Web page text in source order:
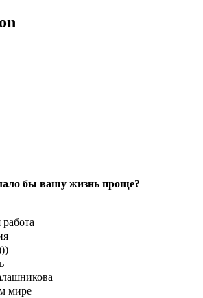
бы вашу жизнь проще?
мире